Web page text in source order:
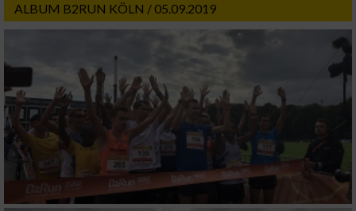
ALBUM B2RUN KÖLN / 05.09.2019